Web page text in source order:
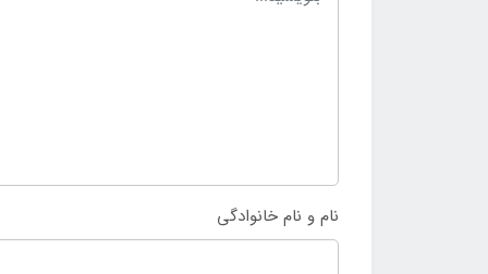
نام و نام خانوادگی